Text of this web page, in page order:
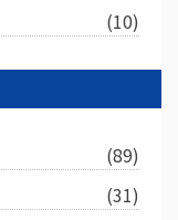
(10)
(89)
(31)